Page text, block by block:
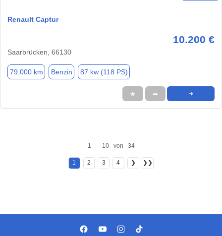
Renault Captur
10.200 €
Saarbrücken, 66130
79.000 km Benzin 87 kw (118 PS)
★ ➦ ➜
1 - 10 von 34
1 2 3 4 ❯ ❯❯